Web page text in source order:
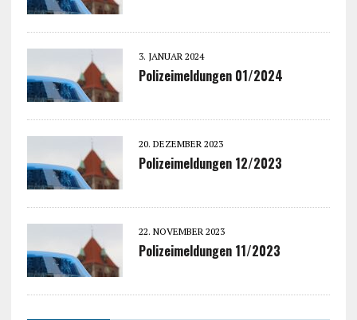
3. JANUAR 2024
Polizeimeldungen 01/2024
20. DEZEMBER 2023
Polizeimeldungen 12/2023
22. NOVEMBER 2023
Polizeimeldungen 11/2023